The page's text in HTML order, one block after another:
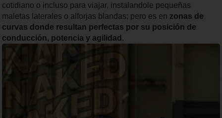
cotidiano o incluso para viajar, instalandole pequeñas
maletas laterales o alforjas blandas; pero es en zonas de
curvas donde resultan perfectas por su posición de
conducción, potencia y agilidad .